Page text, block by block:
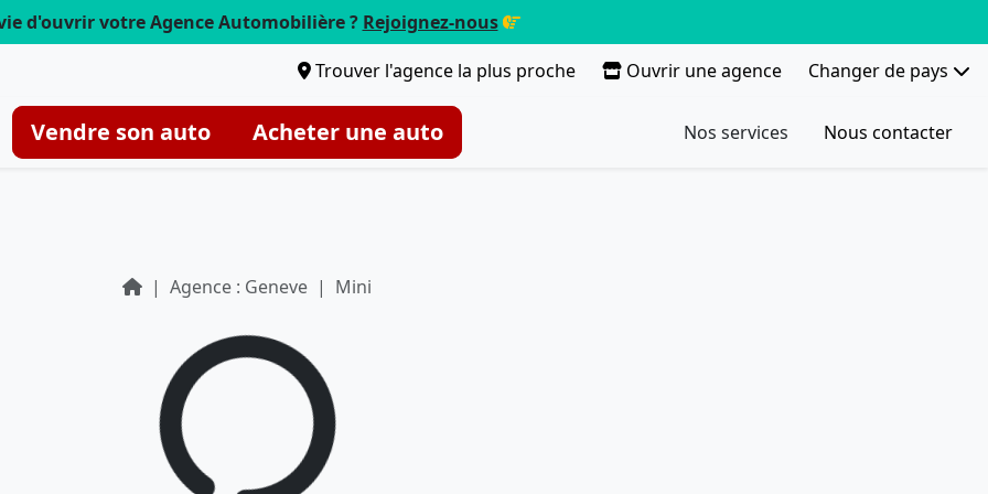
d'ouvrir votre Agence Automobilière ? Rejoignez-nous
Trouver l'agence la plus proche
Ouvrir une agence Changer de pays
Vendre son auto Acheter une auto Nos services Nous contacter
Agence : Geneve Mini